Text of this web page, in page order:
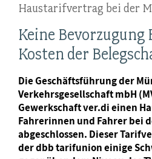
Haustarifvertrag bei der
Keine Bevorzugung
Kosten der
Die Geschäftsführung der
Verkehrsgesellschaft mbH
Gewerkschaft ver.di einen
Fahrerinnen und Fahrer bei
abgeschlossen. Dieser
der dbb tarifunion einige